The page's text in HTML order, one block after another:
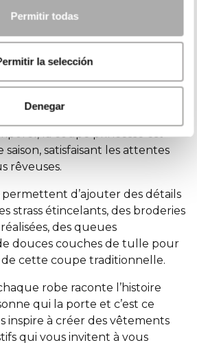
Permitir todas
la selección
Denegar
de style princesse vous convient le
mieux?
et tissus vaporeux, Rosa
dans la création de robes
la vision que vous avez toujours
la coupe princesse est
satisfaisant les attentes
rêveuses.
permettent d’ajouter des détails
strass étincelants, des broderies
des queues
douces couches de tulle pour
cette coupe traditionnelle.
robe raconte l’histoire
qui la porte et c’est ce
inspire à créer des vêtements
qui vous invitent à vous